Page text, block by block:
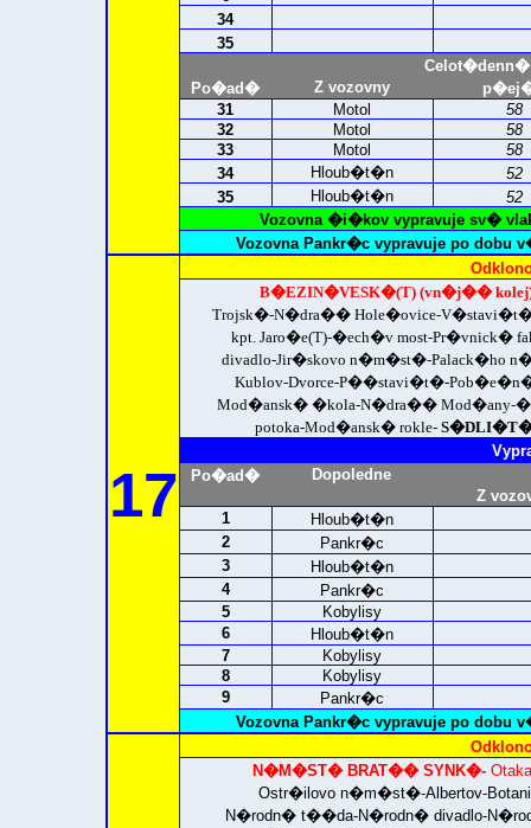
34
35
Po�ad�
Z vozovny
31
Motol
58
32
Motol
58
33
Motol
58
34
Hloub�t�n
52
35
Hloub�t�n
52
Vozovna �i�kov vypravuje sv�
Vozovna Pankr�c vypravuje po
17
B�EZIN�VESK�(T) (vn�j��
Trojsk�-N�dra�� Hole�ovice-
kpt. Jaro�e(T)-�ech�v most-Pr�vnick�
divadlo-Jir�skovo n�m�st�-Palack�ho
Kublov-Dvorce-P��stavi�t�-
Mod�ansk� �kola-N�dra�� Mod�any-
potoka-Mod�ansk� rokle- S�DLI�T�
Po�ad�
Dopoledne
Z
1
Hloub�t�n
2
Pankr�c
3
Hloub�t�n
4
Pankr�c
5
Kobylisy
6
Hloub�t�n
7
Kobylisy
8
Kobylisy
9
Pankr�c
Vozovna Pankr�c vypravuje po
N�M�ST� BRAT�� SYNK�-
Ostr�ilovo n�m�st�-Albertov-
N�rodn� t��da-N�rodn� divadlo-